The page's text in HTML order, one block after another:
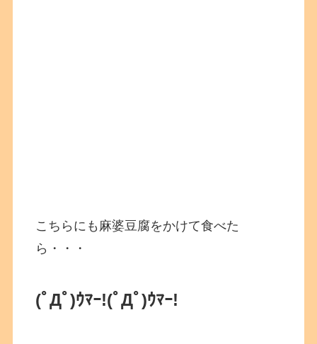
こちらにも麻婆豆腐をかけて食べた
ら・・・
(ﾟДﾟ)ｳﾏｰ!(ﾟДﾟ)ｳﾏｰ!